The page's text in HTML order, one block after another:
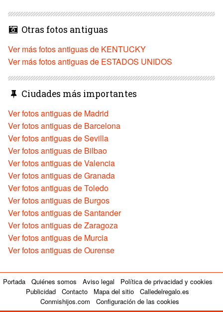
Otras fotos antiguas
Ver más fotos antiguas de KENTUCKY
Ver más fotos antiguas de ESTADOS UNIDOS
Ciudades más importantes
Ver fotos antiguas de Madrid
Ver fotos antiguas de Barcelona
Ver fotos antiguas de Sevilla
Ver fotos antiguas de Bilbao
Ver fotos antiguas de Valencia
Ver fotos antiguas de Granada
Ver fotos antiguas de Toledo
Ver fotos antiguas de Burgos
Ver fotos antiguas de Santander
Ver fotos antiguas de Zaragoza
Ver fotos antiguas de Murcia
Ver fotos antiguas de Ourense
Portada Quiénes somos Aviso legal
Política de privacidad y cookies
Publicidad
Contacto Mapa del sitio
Calledelregalo.es
Conmishijos.com
Configuración de las cookies